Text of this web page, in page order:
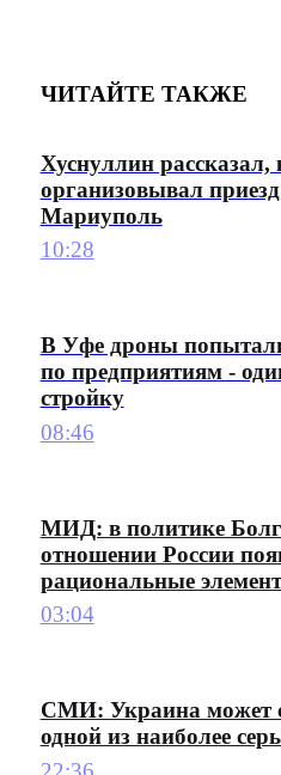
ЧИТАЙТЕ ТАКЖЕ
Хуснуллин рассказал,
организовывал
Мариуполь
10:28
В Уфе дроны
по предприятиям -
стройку
08:46
МИД: в политике
отношении России
рациональные
03:04
СМИ: Украина может
одной из наиболее